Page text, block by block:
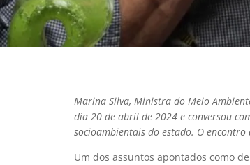
Marina Silva, Ministra do Meio
dia 20 de abril de 2024 e conversou
socioambientais do estado. O
Um dos assuntos apontados como